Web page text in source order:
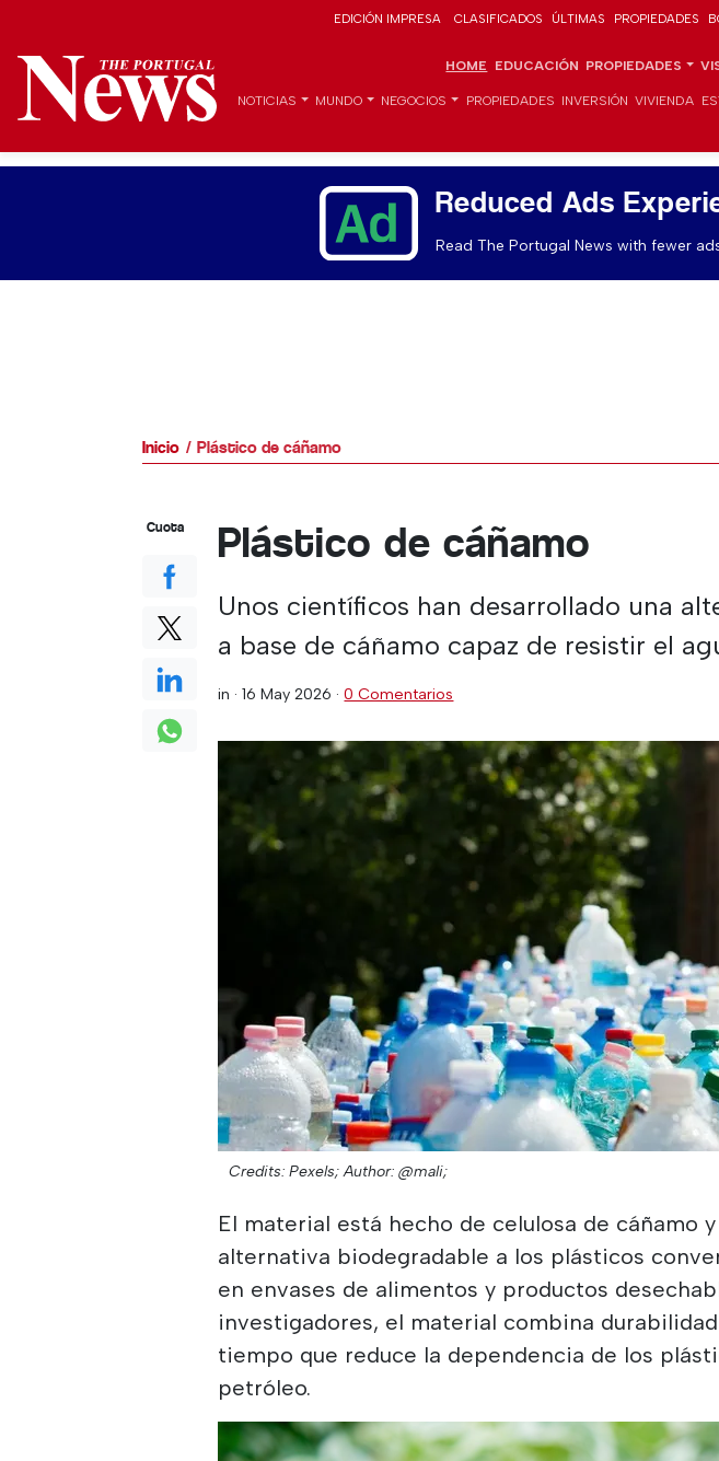
EDICIÓN IMPRESA CLASIFICADOS ÚLTIMAS PROPIEDADES
HOME EDUCACIÓN PROPIEDADES
NOTICIAS MUNDO NEGOCIOS PROPIEDADES INVERSIÓN VIVIENDA
Reduced Ads
Read The Portugal News with fewer
Inicio Plástico de cáñamo
Plástico de cáñamo
Unos científicos han desarrollado una
a base de cáñamo capaz de resistir el
in ·16 May 2026 ·0 Comentarios
Credits: Pexels; Author: @mali;
El material está hecho de celulosa de cáñamo
alternativa biodegradable a los plásticos
en envases de alimentos y productos
investigadores, el material combina
tiempo que reduce la dependencia de los
petróleo.
Cuota